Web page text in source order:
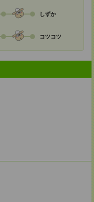
しずか
コツコツ